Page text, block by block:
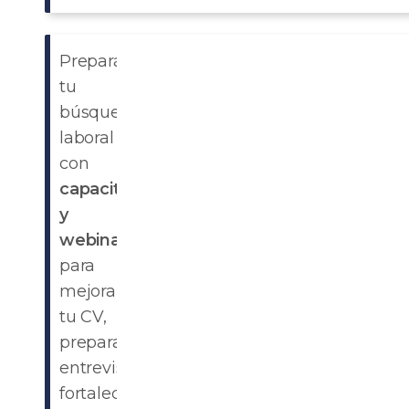
Prepará
tu
búsqueda
laboral
con
capacitaciones
y
webinars
para
mejorar
tu CV,
preparar
entrevistas,
fortalecer